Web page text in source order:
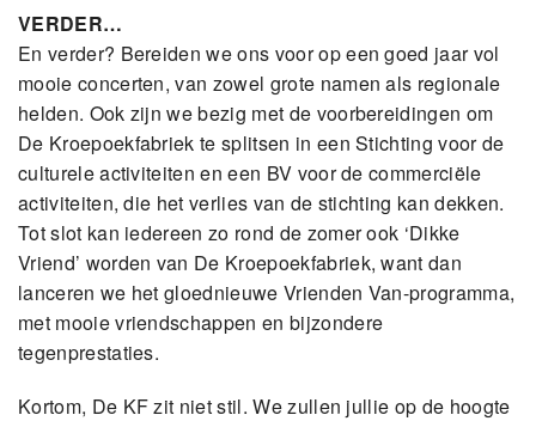
VERDER…
En verder? Bereiden we ons voor op een goed jaar vol
mooie concerten, van zowel grote namen als regionale
helden. Ook zijn we bezig met de voorbereidingen om
De Kroepoekfabriek te splitsen in een Stichting voor de
culturele activiteiten en een BV voor de commerciële
activiteiten, die het verlies van de stichting kan dekken.
Tot slot kan iedereen zo rond de zomer ook ‘Dikke
Vriend’ worden van De Kroepoekfabriek, want dan
lanceren we het gloednieuwe Vrienden Van-programma,
met mooie vriendschappen en bijzondere
tegenprestaties.
Kortom, De KF zit niet stil. We zullen jullie op de hoogte